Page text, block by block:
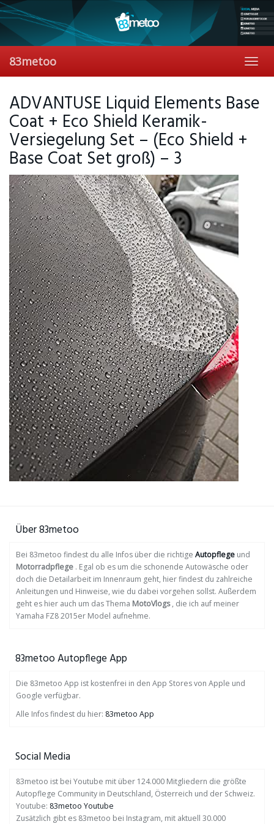
Skip
to
content
83metoo
ADVANTUSE Liquid Elements Base
Coat + Eco Shield Keramik-
Versiegelung Set – (Eco Shield +
Base Coat Set groß) – 3
Über 83metoo
Bei 83metoo findest du alle Infos über die richtige Autopflege und
Motorradpflege . Egal ob es um die schonende Autowäsche oder
doch die Detailarbeit im Innenraum geht, hier findest du zahlreiche
Anleitungen und Hinweise, wie du dabei vorgehen sollst. Außerdem
geht es hier auch um das Thema MotoVlogs, die ich auf meiner
Yamaha FZ8 2015er Model aufnehme.
83metoo Autopflege App
Die 83metoo App ist kostenfrei in den App Stores von Apple und
Google verfügbar.
Alle Infos findest du hier: 83metoo App
Social Media
83metoo ist bei Youtube mit über 124.000 Mitgliedern die größte
Autopflege Community in Deutschland, Österreich und der Schweiz.
Youtube: 83metoo Youtube
Zusätzlich gibt es 83metoo bei Instagram, mit aktuell 30.000